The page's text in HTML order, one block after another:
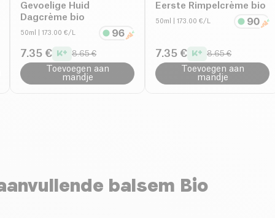
Gevoelige Huid
Dagcrème bio
50ml | 173.00 €/L
7.35 € 8.65 €
Toevoegen aan
mandje
Eerste Rimpelcrème bio
50ml | 173.00 €/L
7.35 € 8.65 €
Toevoegen aan
mandje
balsem Bio